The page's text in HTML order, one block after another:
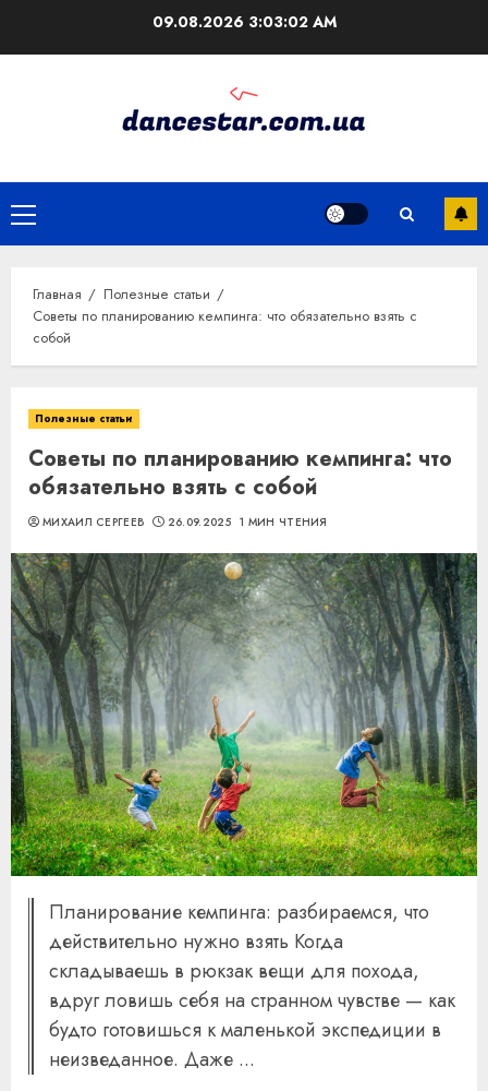
09.08.2026 3:03:03 AM
Основное
меню
Главная
Полезные статьи
Советы по планированию кемпинга: что обязательно взять с
собой
Полезные статьи
Советы по планированию кемпинга: что
обязательно взять с собой
МИХАИЛ СЕРГЕЕВ 26.09.2025 1 МИН ЧТЕНИЯ
Планирование кемпинга: разбираемся, что
действительно нужно взять Когда
складываешь в рюкзак вещи для похода,
вдруг ловишь себя на странном чувстве — как
будто готовишься к маленькой экспедиции в
неизведанное. Даже ...